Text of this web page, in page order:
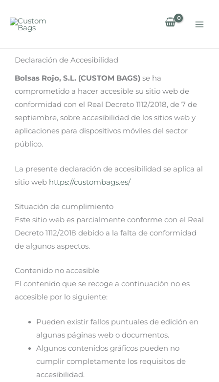
contenido
Declaración de Accesibilidad
Bolsas Rojo, S.L. (CUSTOM BAGS) se ha
comprometido a hacer accesible su sitio web de
conformidad con el Real Decreto 1112/2018, de 7 de
septiembre, sobre accesibilidad de los sitios web y
aplicaciones para dispositivos móviles del sector
público.
La presente declaración de accesibilidad se aplica al
sitio web https://custombags.es/
Situación de cumplimiento
Este sitio web es parcialmente conforme con el Real
Decreto 1112/2018 debido a la falta de conformidad
de algunos aspectos.
Contenido no accesible
El contenido que se recoge a continuación no es
accesible por lo siguiente:
Pueden existir fallos puntuales de edición en
algunas páginas web o documentos.
Algunos contenidos gráficos pueden no
cumplir completamente los requisitos de
accesibilidad.